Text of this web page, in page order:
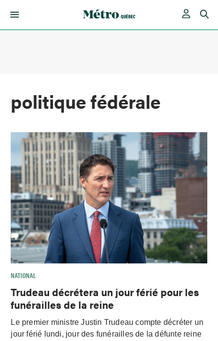
politique fédérale
NATIONAL
Trudeau décrétera un jour férié pour les
funérailles de la reine
Le premier ministre Justin Trudeau compte décréter un
jour férié lundi, jour des funérailles de la défunte reine